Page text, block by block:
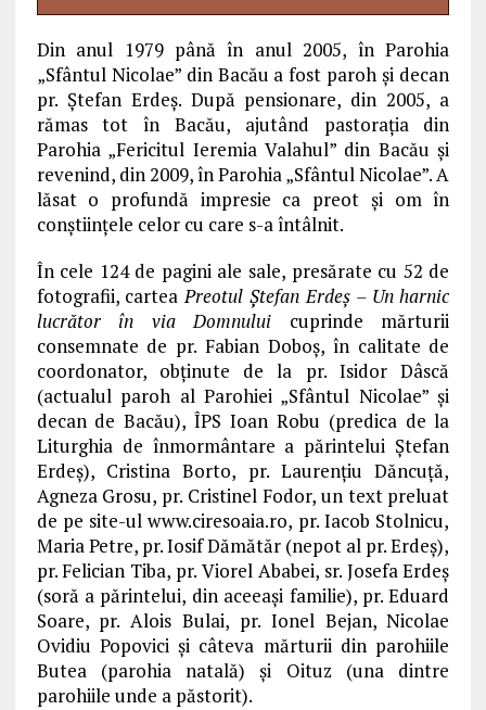
Din anul 1979 până în anul 2005, în Parohia
„Sfântul Nicolae” din Bacău a fost paroh şi decan
pr. Ştefan Erdeş. După pensionare, din 2005, a
rămas tot în Bacău, ajutând pastoraţia din
Parohia „Fericitul Ieremia Valahul” din Bacău şi
revenind, din 2009, în Parohia „Sfântul Nicolae”. A
lăsat o profundă impresie ca preot şi om în
conştiinţele celor cu care s-a întâlnit.
În cele 124 de pagini ale sale, presărate cu 52 de
fotografii, carteaPreotul Ştefan Erdeş – Un harnic
lucrător în via Domnului cuprinde mărturii
consemnate de pr. Fabian Doboş, în calitate de
coordonator, obţinute de la pr. Isidor Dâscă
(actualul paroh al Parohiei „Sfântul Nicolae” şi
decan de Bacău), ÎPS Ioan Robu (predica de la
Liturghia de înmormântare a părintelui Ştefan
Erdeş), Cristina Borto, pr. Laurenţiu Dăncuţă,
Agneza Grosu, pr. Cristinel Fodor, un text preluat
de pe site-ul www.ciresoaia.ro, pr. Iacob Stolnicu,
Maria Petre, pr. Iosif Dămătăr (nepot al pr. Erdeş),
pr. Felician Tiba, pr. Viorel Ababei, sr. Josefa Erdeş
(soră a părintelui, din aceeaşi familie), pr. Eduard
Soare, pr. Alois Bulai, pr. Ionel Bejan, Nicolae
Ovidiu Popovici şi câteva mărturii din parohiile
Butea (parohia natală) şi Oituz (una dintre
parohiile unde a păstorit).